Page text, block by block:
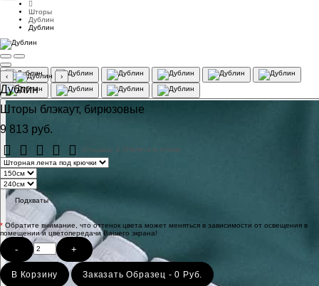
Шторы
Дублин
Дублин
‹ ›
Дублин
Шторы блэкаут, бирюзовые
9 813 руб.
Отзывов: 3 Написать отзыв
Подхваты
* Обратите внимание, что оттенок цвета может меняться в зависимости от освещения в
помещении и цветопередачи Вашего экрана!
- +
В Корзину Заказать Образец - 0 Руб.